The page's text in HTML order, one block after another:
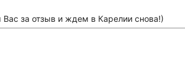
за отзыв и ждем в Карелии снова!)